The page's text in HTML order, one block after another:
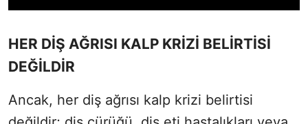
HER DİŞ AĞRISI KALP KRİZİ BELİRTİSİ
DEĞİLDİR
Ancak, her diş ağrısı kalp krizi belirtisi